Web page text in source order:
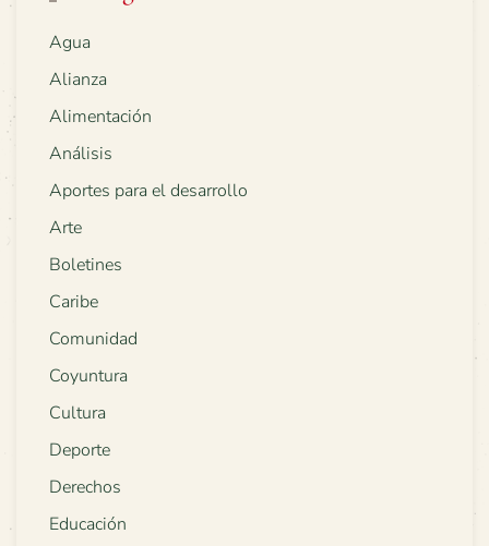
Agua
Alianza
Alimentación
Análisis
Aportes para el desarrollo
Arte
Boletines
Caribe
Comunidad
Coyuntura
Cultura
Deporte
Derechos
Educación